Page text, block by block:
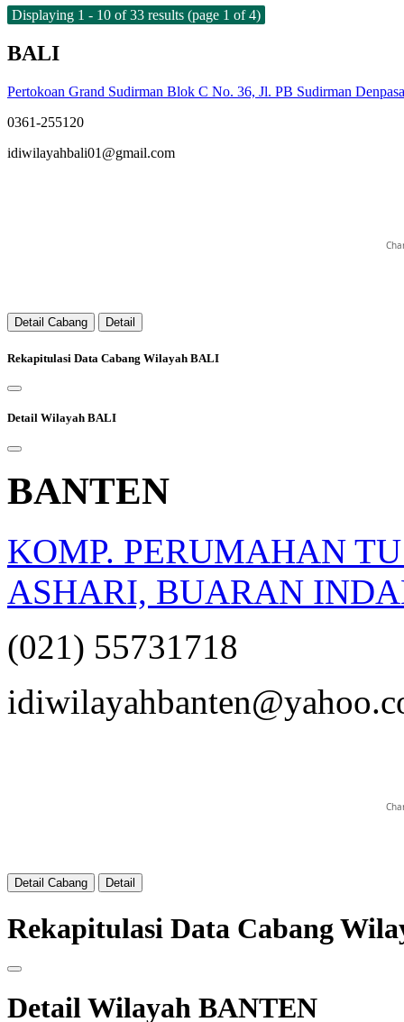
Displaying 1 - 10 of 33 results (page 1 of 4)
BALI
Pertokoan Grand Sudirman Blok C No. 36, Jl. PB Sudirman
0361-255120
idiwilayahbali01@gmail.com
Detail Cabang Detail
Rekapitulasi Data Cabang Wilayah BALI
Detail Wilayah BALI
BANTEN
KOMP. PERUMAHAN
ASHARI, BUARAN
(021) 55731718
Detail Cabang Detail
Rekapitulasi Data Cabang
Detail Wilayah BANTEN